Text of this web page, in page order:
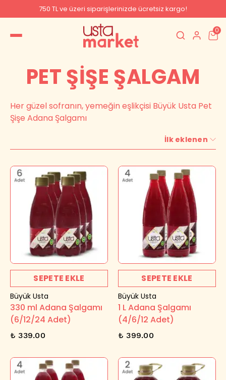
750 TL ve üzeri siparişlerinizde ücretsiz kargo!
0
PET ŞİŞE ŞALGAM
Her güzel sofranın, yemeğin eşlikçisi Büyük Usta Pet
Şişe Adana Şalgamı
İlk eklenen
SEPETE EKLE
Büyük Usta
330 ml Adana Şalgamı
(6/12/24 Adet)
₺ 339.00
SEPETE EKLE
Büyük Usta
1 L Adana Şalgamı
(4/6/12 Adet)
₺ 399.00